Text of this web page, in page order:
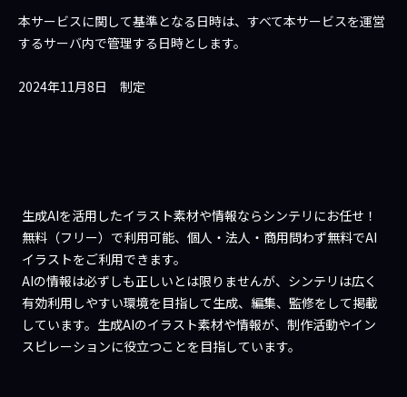
本サービスに関して基準となる日時は、すべて本サービスを運営
するサーバ内で管理する日時とします。
2024年11月8日 制定
生成AIを活用したイラスト素材や情報ならシンテリにお任せ！
無料（フリー）で利用可能、個人・法人・商用問わず無料でAI
イラストをご利用できます。
AIの情報は必ずしも正しいとは限りませんが、シンテリは広く
有効利用しやすい環境を目指して生成、編集、監修をして掲載
しています。生成AIのイラスト素材や情報が、制作活動やイン
スピレーションに役立つことを目指しています。